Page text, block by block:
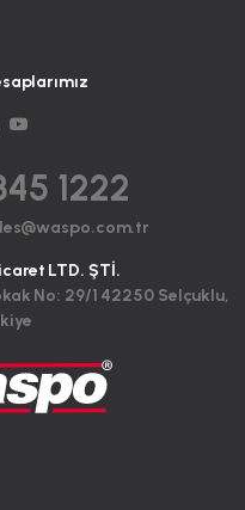
1222
LTD. ŞTİ.
No: 29/1 42250 Selçuklu,